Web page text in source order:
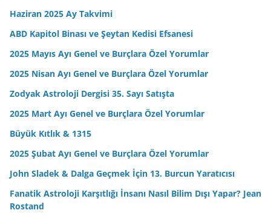
Haziran 2025 Ay Takvimi
ABD Kapitol Binası ve Şeytan Kedisi Efsanesi
2025 Mayıs Ayı Genel ve Burçlara Özel Yorumlar
2025 Nisan Ayı Genel ve Burçlara Özel Yorumlar
Zodyak Astroloji Dergisi 35. Sayı Satışta
2025 Mart Ayı Genel ve Burçlara Özel Yorumlar
Büyük Kıtlık & 1315
2025 Şubat Ayı Genel ve Burçlara Özel Yorumlar
John Sladek & Dalga Geçmek İçin 13. Burcun Yaratıcısı
Fanatik Astroloji Karşıtlığı İnsanı Nasıl Bilim Dışı Yapar? Jean
Rostand